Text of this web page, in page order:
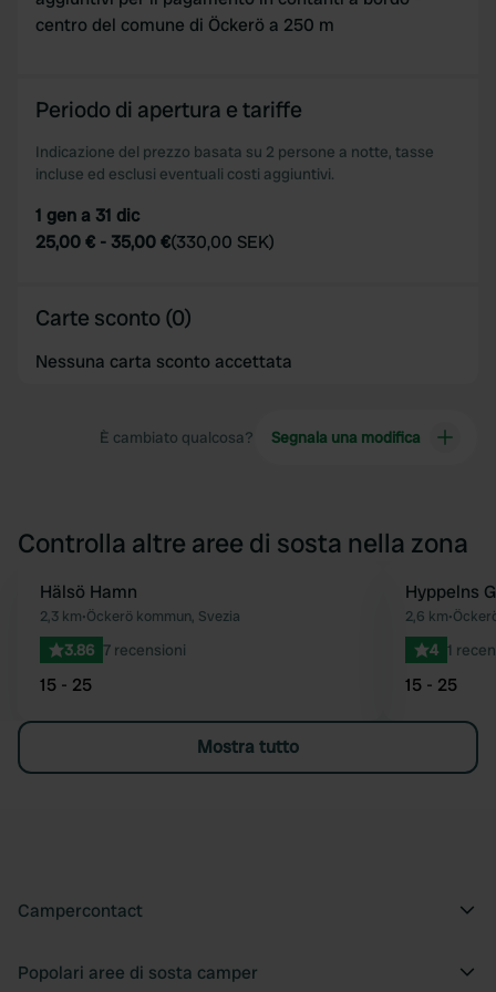
centro del comune di Öckerö a 250 m
Periodo di apertura e tariffe
Indicazione del prezzo basata su 2 persone a notte, tasse
incluse ed esclusi eventuali costi aggiuntivi.
1 gen a 31 dic
25,00 € - 35,00 €(330,00 SEK)
Carte sconto (0)
Nessuna carta sconto accettata
È cambiato qualcosa? Segnala una modifica
Controlla altre aree di sosta nella zona
Preferito
Hälsö Hamn
2,3 km•Öckerö kommun, Svezia
3.86 7 recensioni
15 - 25
Hyppelns
2,6 km•
4 1
15 - 25
Mostra tutto
Campercontact
Popolari aree di sosta camper